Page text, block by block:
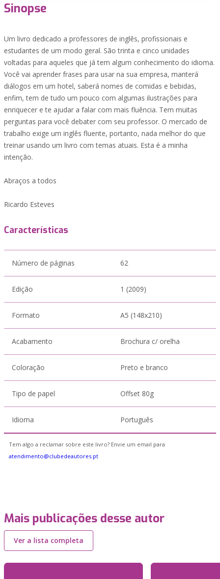
Sinopse
Um livro dedicado a professores de inglês, profissionais e
estudantes de um modo geral. São trinta e cinco unidades
voltadas para aqueles que já tem algum conhecimento do idioma.
Você vai aprender frases para usar na sua empresa, manterá
diálogos em um hotel, saberá nomes de comidas e bebidas,
enfim, tem de tudo um pouco com algumas ilustrações para
enriquecer e te ajudar a falar com mais fluência. Tem muitas
perguntas para você debater com seu professor. O mercado de
trabalho exige um inglês fluente, portanto, nada melhor do que
treinar usando um livro com temas atuais. Esta é a minha
intenção.
Abraços a todos
Ricardo Esteves
Características
Número de páginas 62
Edição 1 (2009)
Formato A5 (148x210)
Acabamento Brochura c/ orelha
Coloração Preto e branco
Tipo de papel Offset 80g
Idioma Português
Tem algo a reclamar sobre este livro? Envie um email para
atendimento@clubedeautores.pt
Mais publicações desse autor
Ver a lista completa